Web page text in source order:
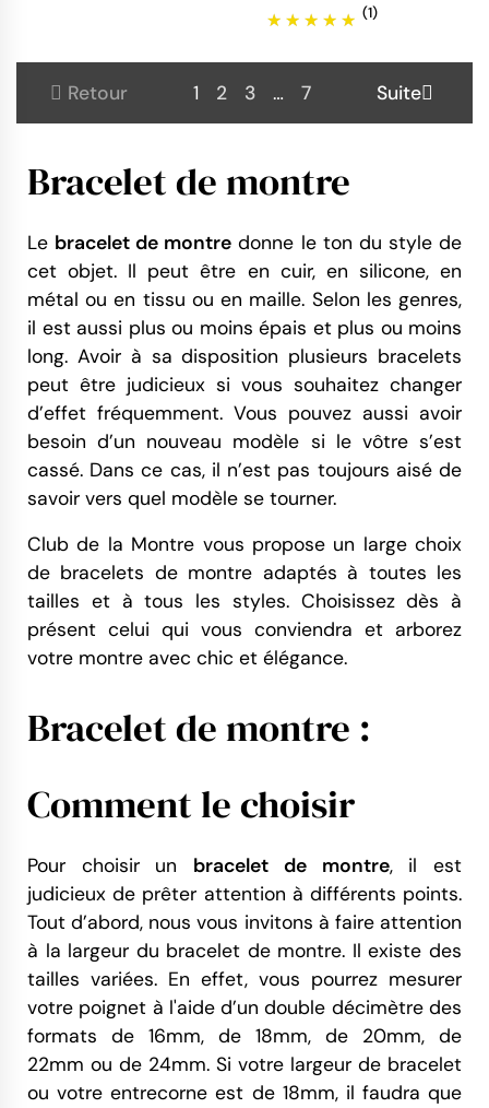
(1)
Retour 1 2 3 … 7 Suite
Bracelet de montre
Le bracelet de montre donne le ton du style de
cet objet. Il peut être en cuir, en silicone, en
métal ou en tissu ou en maille. Selon les genres,
il est aussi plus ou moins épais et plus ou moins
long. Avoir à sa disposition plusieurs bracelets
peut être judicieux si vous souhaitez changer
d’effet fréquemment. Vous pouvez aussi avoir
besoin d’un nouveau modèle si le vôtre s’est
cassé. Dans ce cas, il n’est pas toujours aisé de
savoir vers quel modèle se tourner.
Club de la Montre vous propose un large choix
de bracelets de montre adaptés à toutes les
tailles et à tous les styles. Choisissez dès à
présent celui qui vous conviendra et arborez
votre montre avec chic et élégance.
Bracelet de montre :
Comment le choisir
Pour choisir un bracelet de montre, il est
judicieux de prêter attention à différents points.
Tout d’abord, nous vous invitons à faire attention
à la largeur du bracelet de montre. Il existe des
tailles variées. En effet, vous pourrez mesurer
votre poignet à l'aide d’un double décimètre des
formats de 16mm, de 18mm, de 20mm, de
22mm ou de 24mm. Si votre largeur de bracelet
ou votre entrecorne est de 18mm, il faudra que